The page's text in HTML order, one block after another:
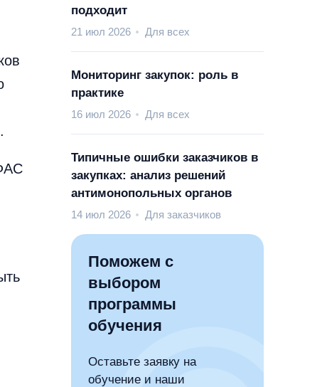
подходит
21 июл 2026 Для всех
Мониторинг закупок: роль в
практике
16 июл 2026 Для всех
Типичные ошибки заказчиков в
закупках: анализ решений
антимонопольных органов
14 июл 2026 Для заказчиков
Поможем с
выбором
программы
обучения
Оставьте заявку на
обучение и наши